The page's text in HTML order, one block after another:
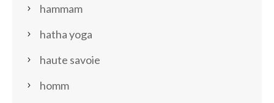
hammam
hatha yoga
haute savoie
homm